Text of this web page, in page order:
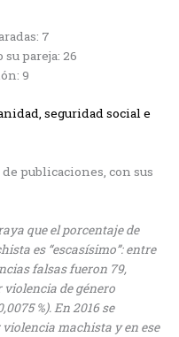
7
pareja: 26
9
seguridad social e
publicaciones, con sus
que el porcentaje de
es “escasísimo”: entre
falsas fueron 79,
violencia de género
%). En 2016 se
machista y en ese